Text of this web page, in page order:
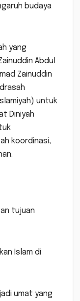
budaya
yang
Abdul
Zainuddin
untuk
Diniyah
koordinasi,
tujuan
Islam di
umat yang